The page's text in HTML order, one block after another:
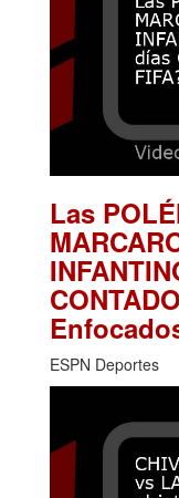
Las
ESPN Deportes